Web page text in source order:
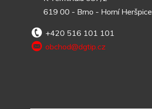
619 00 - Brno - Horní Heršpice
+420 516 101 101
obchod@dgtip.cz